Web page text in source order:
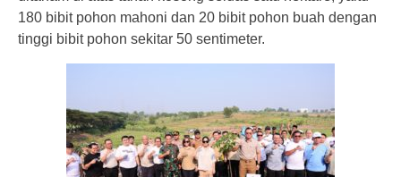
180 bibit pohon mahoni dan 20 bibit pohon buah dengan
tinggi bibit pohon sekitar 50 sentimeter.